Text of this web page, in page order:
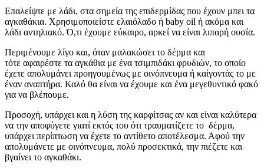
Επαλείψτε με λάδι, στα σημεία της επιδερμίδας που έχουν μπει τα
αγκαθάκια. Χρησιμοποιείστε ελαιόλαδο ή baby oil ή ακόμα και
λάδι αντηλιακό. Ό,τι έχουμε εύκαιρο, αρκεί να είναι λιπαρή ουσία.
Περιμένουμε λίγο και, όταν μαλακώσει το δέρμα και
τότε αφαιρέστε τα αγκάθια με ένα τσιμπιδάκι φρυδιών, το οποίο
έχετε απολυμάνει προηγουμένως με οινόπνευμα ή καίγοντάς το με
έναν αναπτήρα. Καλό θα είναι να έχουμε και ένα μεγεθυντικό φακό
για να βλέπουμε.
Προσοχή, υπάρχει και η λύση της καρφίτσας αν και είναι καλύτερα
να την αποφύγετε γιατί εκτός του ότι τραυματίζετε το δέρμα,
υπάρχει περίπτωση να έχετε το αντίθετο αποτέλεσμα. Αφού την
απολυμάνετε με οινόπνευμα, πολύ προσεκτικά, την πιέζετε και
βγαίνει το αγκαθάκι.